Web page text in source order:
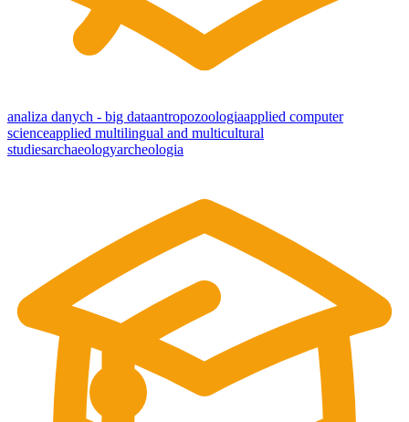
analiza danych - big dataantropozoologiaapplied computer
scienceapplied multilingual and multicultural
studiesarchaeologyarcheologia